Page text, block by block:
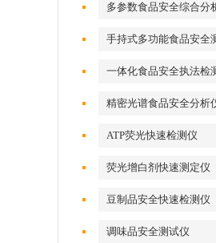
多参数食品安全综合分
手持式多功能食品安全
一体化食品安全执法检
精密光谱食品安全分析
ATP荧光快速检测仪
荧光增白剂快速测定仪
豆制品安全快速检测仪
调味品安全测试仪